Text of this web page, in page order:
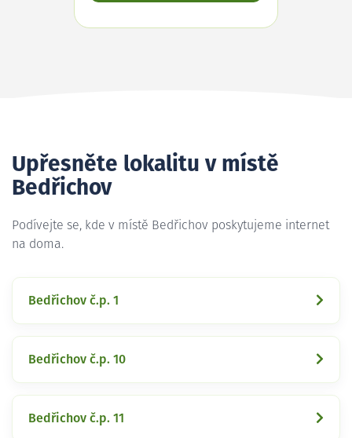
Upřesněte lokalitu v místě
Bedřichov
Podívejte se, kde v místě Bedřichov poskytujeme internet
na doma.
Bedřichov č.p. 1
Bedřichov č.p. 10
Bedřichov č.p. 11